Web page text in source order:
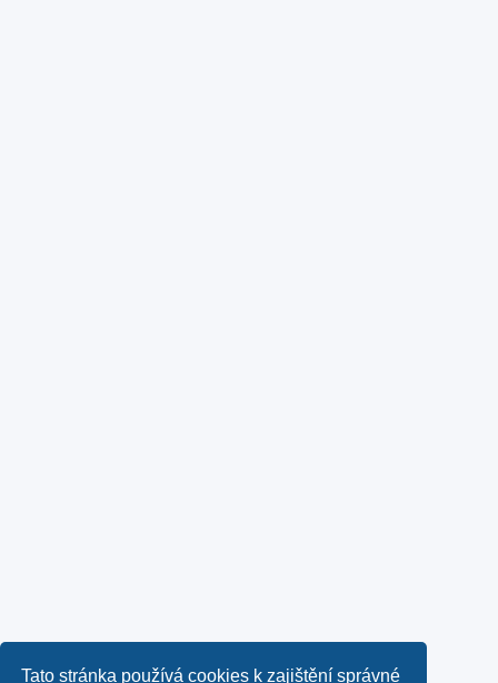
Tato stránka používá cookies k zajištění správné